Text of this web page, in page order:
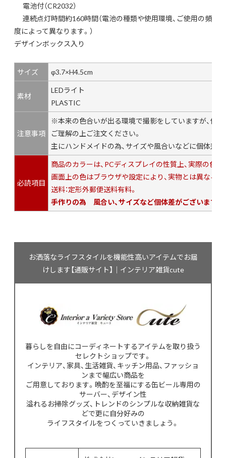
電池付（CR2032）
連続点灯時間約160時間（電池の種類や使用環境、ご使用の頻
度によって異なります。）
デザインボックス入り
サイズ φ3.7×H4.5cm
素材
LEDライト
PLASTIC
注意事項
※本来の色合いが出る環境で撮影をしていますが、個
ご理解の上ご注文ください。
主にハンドメイドの為、サイズや風合いなどに個体差
必読項目
商品のカラーは、PCディスプレイの性質上、実際の色
画面上の色はブラウザや設定により、実物とは異なる
送料：定形外郵便送料有料。
手作りの為 風合い、サイズなど個体差がございます。
お洒落なライフスタイルを機能性高いアイテムでお届
けします【通販サイト】｜インテリア雑貨cute
暮らしを自由にコーディネートするアイテムを取り扱う
セレクトショップです。
インテリア、家具、生活雑貨、キッチン用品、ファッショ
ンまで幅広い商品を
ご用意しております。晩酌を至福にする缶ビール専用の
サーバー、デザイン性
溢れるお掃除グッズ、トレンドのシンプルな収納雑貨な
どで更に自分好みの
ライフスタイルをつくっていきましょう。